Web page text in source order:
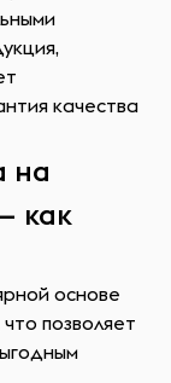
качества
на
как
основе
позволяет